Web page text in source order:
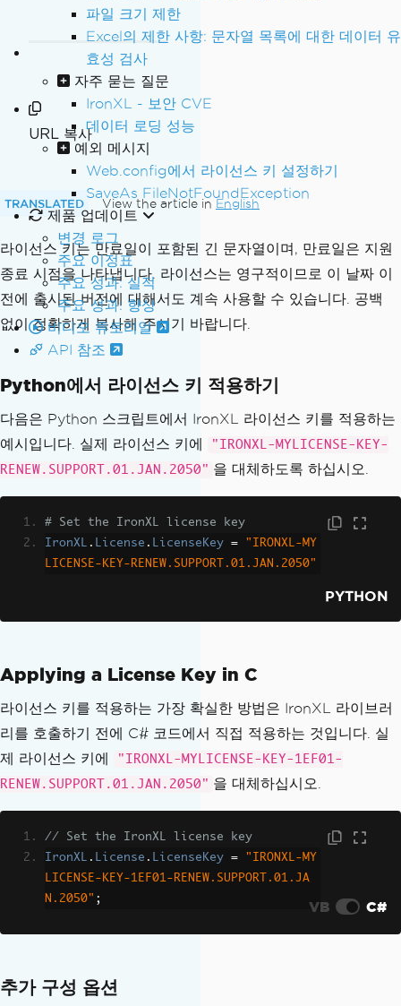
파일 크기 제한
Excel의 제한 사항: 문자열 목록에 대한 데이터 유
효성 검사
자주 묻는 질문
IronXL - 보안 CVE
데이터 로딩 성능
예외 메시지
Web.config에서 라이선스 키 설정하기
SaveAs FileNotFoundException
제품 업데이트
변경 로그
주요 이정표
주요 성과: 실적
주요 성과: 향상
비디오 튜토리얼
API 참조
URL 복사
TRANSLATED View the article in English
라이선스 키는 만료일이 포함된 긴 문자열이며, 만료일은 지원
종료 시점을 나타냅니다. 라이선스는 영구적이므로 이 날짜 이
전에 출시된 버전에 대해서도 계속 사용할 수 있습니다. 공백
없이 정확하게 복사해 주시기 바랍니다.
Python에서 라이선스 키 적용하기
다음은 Python 스크립트에서 IronXL 라이선스 키를 적용하는
예시입니다. 실제 라이선스 키에
"IRONXL-MYLICENSE-KEY-
RENEW.SUPPORT.01.JAN.2050" 을 대체하도록 하십시오.
# Set the IronXL license key
IronXL . License . LicenseKey =
"IRONXL-MY
LICENSE-KEY-RENEW.SUPPORT.01.JAN.2050"
PYTHON
Applying a License Key in C
라이선스 키를 적용하는 가장 확실한 방법은 IronXL 라이브러
리를 호출하기 전에 C# 코드에서 직접 적용하는 것입니다. 실
제 라이선스 키에
"IRONXL-MYLICENSE-KEY-1EF01-
RENEW.SUPPORT.01.JAN.2050" 을 대체하십시오.
// Set the IronXL license key
IronXL . License . LicenseKey =
"IRONXL-MY
LICENSE-KEY-1EF01-RENEW.SUPPORT.01.JA
N.2050" ; VB C#
추가 구성 옵션